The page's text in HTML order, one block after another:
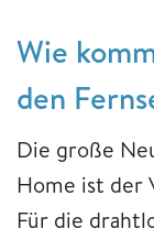
Wie
den
Die große
Home ist der
Für die